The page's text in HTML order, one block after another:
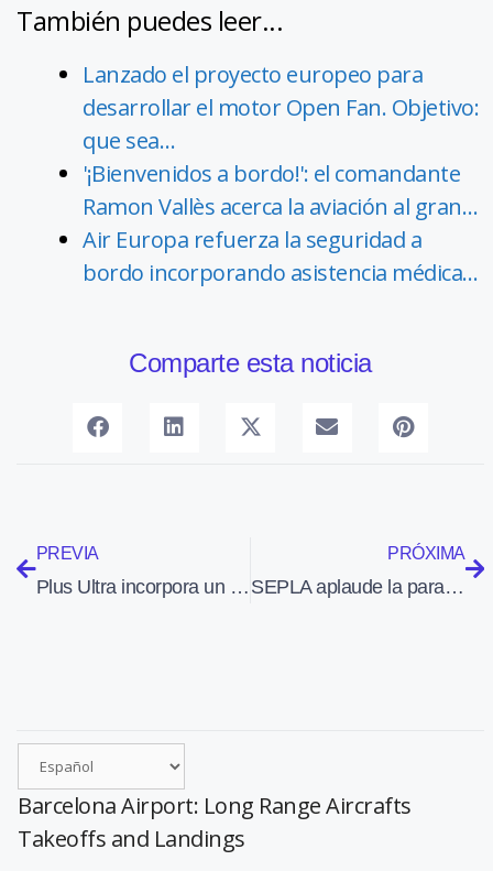
También puedes leer...
Lanzado el proyecto europeo para
desarrollar el motor Open Fan. Objetivo:
que sea…
'¡Bienvenidos a bordo!': el comandante
Ramon Vallès acerca la aviación al gran…
Air Europa refuerza la seguridad a
bordo incorporando asistencia médica…
Comparte esta noticia
PREVIA
Plus Ultra incorpora un nuevo avión A330 a su flota de vuelos intercontinentales
PRÓXIMA
SEPLA aplaude la paralización de los planes de eliminar a un piloto de la cabina de vuelo
Barcelona Airport: Long Range Aircrafts
Takeoffs and Landings